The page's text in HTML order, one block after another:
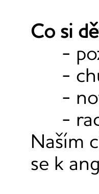
Co si
-
-
-
-
Naším
se k